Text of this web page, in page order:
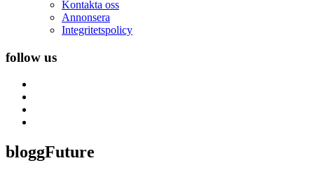
Kontakta oss
Annonsera
Integritetspolicy
follow us
bloggFuture